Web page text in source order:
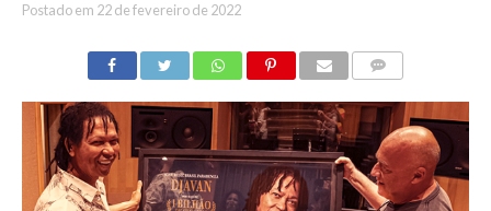
Postado em 22 de fevereiro de 2022